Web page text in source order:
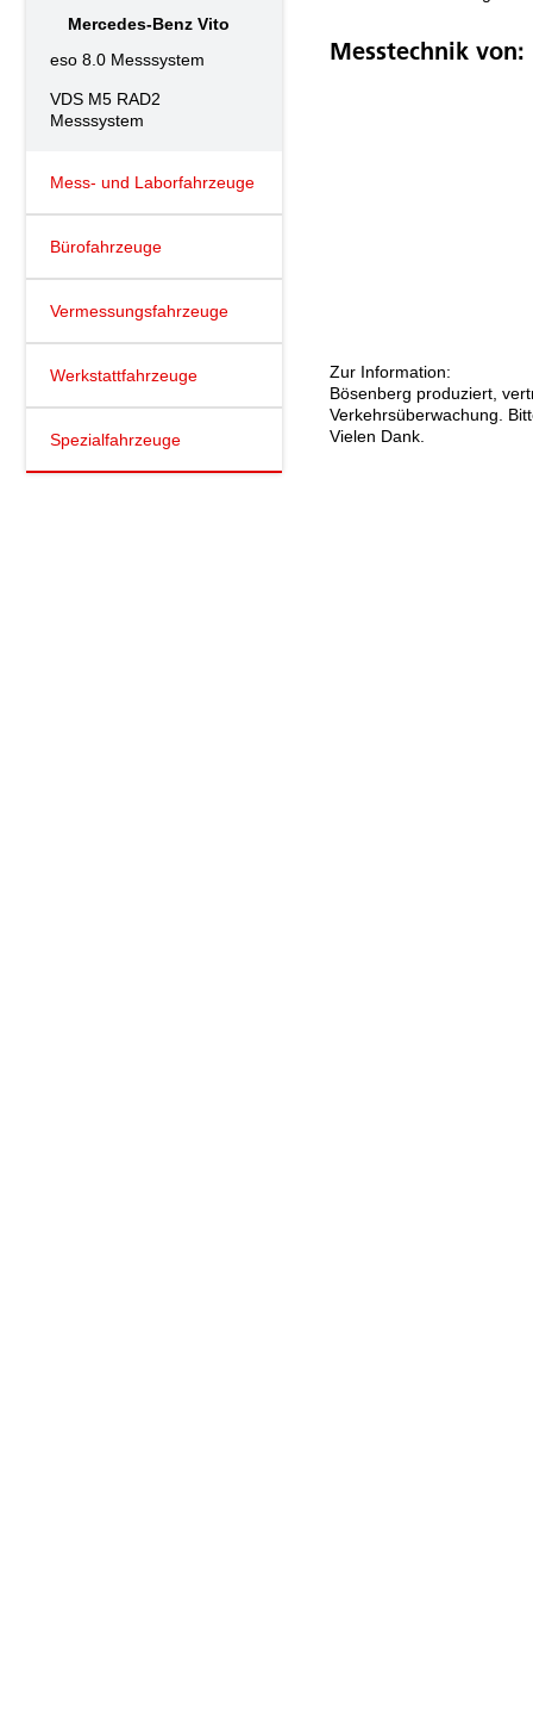
Mercedes-Benz Vito
eso 8.0 Messsystem
VDS M5 RAD2
Messsystem
Mess- und Laborfahrzeuge
Bürofahrzeuge
Vermessungsfahrzeuge
Werkstattfahrzeuge
Spezialfahrzeuge
Messtechnik von:
Zur Information:
Bösenberg produziert,
Verkehrsüberwachung.
Vielen Dank.